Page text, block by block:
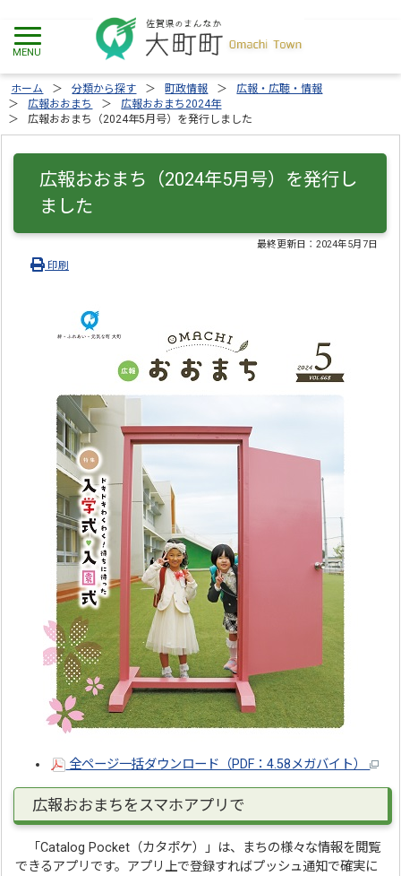
ホーム 分類から探す 町政情報
広報・広聴・情報
広報おおまち
広報おおまち2024年
広報おおまち（2024年5月号）を発行しました
広報おおまち（2024年5月号）を発行し
ました
最終更新日：2024年5月7日
印刷
全ページ一括ダウンロード（PDF：4.58メガバイト）
広報おおまちをスマホアプリで
「Catalog Pocket（カタポケ）」は、まちの様々な情報を閲覧
できるアプリです。アプリ上で登録すればプッシュ通知で確実に